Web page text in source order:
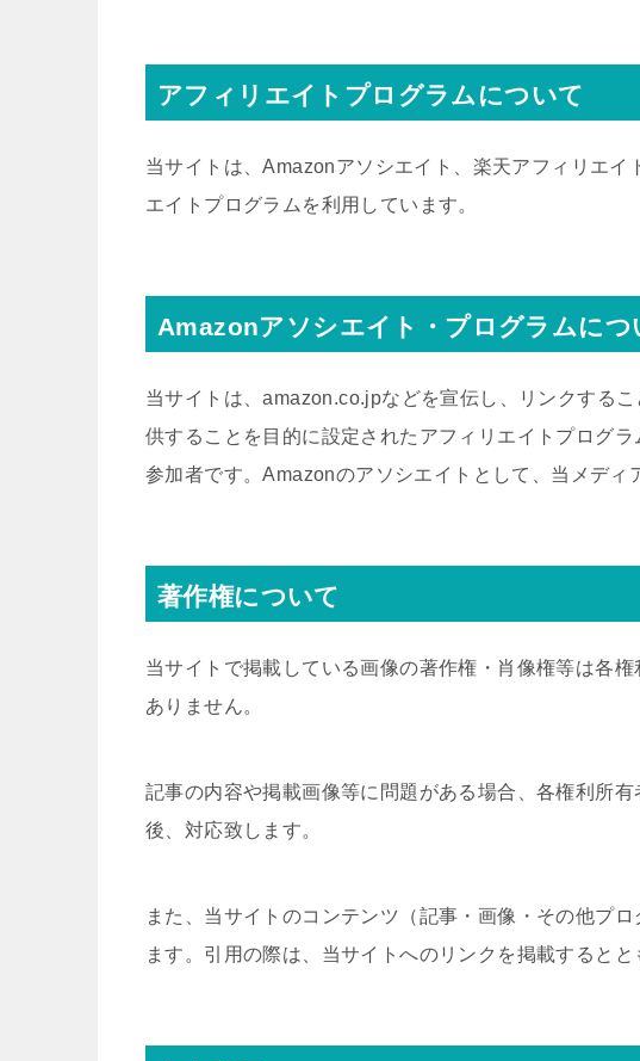
アフィリエイトプログラムについて
当サイトは、Amazonアソシエイト、楽天アフィリエ
エイトプログラムを利用しています。
Amazonアソシエイト・プログラムにつ
当サイトは、amazon.co.jpなどを宣伝し、リンクする
供することを目的に設定されたアフィリエイトプログ
参加者です。Amazonのアソシエイトとして、当メディ
著作権について
当サイトで掲載している画像の著作権・肖像権等は各
ありません。
記事の内容や掲載画像等に問題がある場合、各権利所
後、対応致します。
また、当サイトのコンテンツ（記事・画像・その他プ
ます。引用の際は、当サイトへのリンクを掲載すると